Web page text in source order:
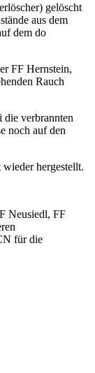
gelöscht
aus dem
dem do
FF Hernstein,
Rauch
die verbrannten
noch auf den
hergestellt.
Neusiedl, FF
für die